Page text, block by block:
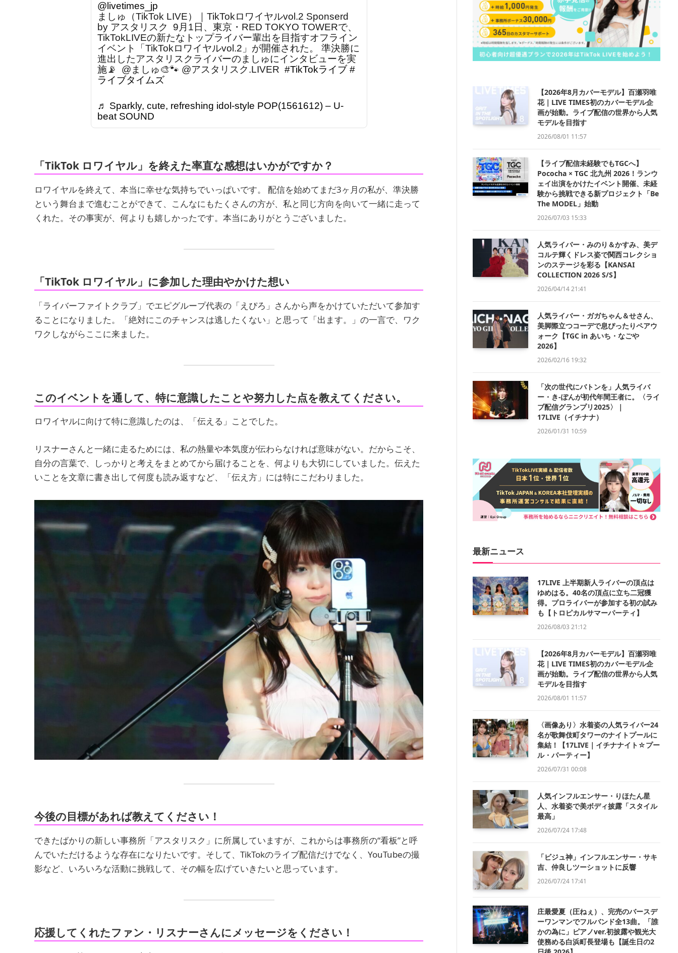
@livetimes_jp
ましゅ（TikTok LIVE）｜TikTokロワイヤルvol.2 Sponserd
by アスタリスク ⁡ 9月1日、東京・RED TOKYO TOWERで、
TikTokLIVEの新たなトップライバー輩出を目指すオフライン
イベント「TikTokロワイヤルvol.2」が開催された。 準決勝に
進出したアスタリスクライバーのましゅにインタビューを実
施📡 ⁡ @ましゅ🎨🐾 @アスタリスク.LIVER ⁡ #TikTokライブ #
ライブタイムズ
♬ Sparkly, cute, refreshing idol-style POP(1561612) – U-
beat SOUND
「TikTok ロワイヤル」を終えた率直な感想はいかがですか？
ロワイヤルを終えて、本当に幸せな気持ちでいっぱいです。 配信を始めてまだ3ヶ月の私が、準決勝
という舞台まで進むことができて、こんなにもたくさんの方が、私と同じ方向を向いて一緒に走って
くれた。その事実が、何よりも嬉しかったです。本当にありがとうございました。
「TikTok ロワイヤル」に参加した理由やかけた想い
「ライバーファイトクラブ」でエピグループ代表の「えぴろ」さんから声をかけていただいて参加す
ることになりました。「絶対にこのチャンスは逃したくない」と思って「出ます。」の一言で、ワク
ワクしながらここに来ました。
このイベントを通して、特に意識したことや努力した点を教えてください。
ロワイヤルに向けて特に意識したのは、「伝える」ことでした。
リスナーさんと一緒に走るためには、私の熱量や本気度が伝わらなければ意味がない。だからこそ、
自分の言葉で、しっかりと考えをまとめてから届けることを、何よりも大切にしていました。伝えた
いことを文章に書き出して何度も読み返すなど、「伝え方」には特にこだわりました。
今後の目標があれば教えてください！
できたばかりの新しい事務所「アスタリスク」に所属していますが、これからは事務所の“看板”と呼
んでいただけるような存在になりたいです。そして、TikTokのライブ配信だけでなく、YouTubeの撮
影など、いろいろな活動に挑戦して、その幅を広げていきたいと思っています。
応援してくれたファン・リスナーさんにメッセージをください！
【2026年8月カバーモデル】百瀬羽唯
花｜LIVE TIMES初のカバーモデル企
画が始動。ライブ配信の世界から人気
モデルを目指す
2026/08/01 11:57
【ライブ配信未経験でもTGCへ】
Pococha × TGC 北九州 2026！ランウ
ェイ出演をかけたイベント開催、未経
験から挑戦できる新プロジェクト「Be
The MODEL」始動
2026/07/03 15:33
人気ライバー・みのり＆かすみ、美デ
コルテ輝くドレス姿で関西コレクショ
ンのステージを彩る【KANSAI
COLLECTION 2026 S/S】
2026/04/14 21:41
人気ライバー・ガガちゃん＆せさん、
美脚際立つコーデで息ぴったりペアウ
ォーク【TGC in あいち・なごや
2026】
2026/02/16 19:32
「次の世代にバトンを」人気ライバ
ー・き-ぽんが初代年間王者に。〈ライ
ブ配信グランプリ2025〉｜
17LIVE（イチナナ）
2026/01/31 10:59
最新ニュース
17LIVE 上半期新人ライバーの頂点は
ゆめはる。40名の頂点に立ち二冠獲
得。プロライバーが参加する初の試み
も【トロピカルサマーパーティ】
2026/08/03 21:12
【2026年8月カバーモデル】百瀬羽唯
花｜LIVE TIMES初のカバーモデル企
画が始動。ライブ配信の世界から人気
モデルを目指す
2026/08/01 11:57
〈画像あり〉水着姿の人気ライバー24
名が歌舞伎町タワーのナイトプールに
集結！【17LIVE｜イチナナイト☆プー
ル・パーティー】
2026/07/31 00:08
人気インフルエンサー・りほたん星
人、水着姿で美ボディ披露「スタイル
最高」
2026/07/24 17:48
「ビジュ神」インフルエンサー・サキ
吉、仲良しツーショットに反響
2026/07/24 17:41
庄最愛夏（圧ねぇ）、完売のバースデ
ーワンマンでフルバンド全13曲。「誰
かの為に」ピアノver.初披露や観光大
使務める白浜町長登場も【誕生日の2